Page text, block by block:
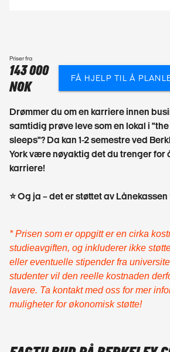
Priser fra
143 000
NOK
FÅ HJELP TIL Å
Drømmer du om en karriere innen
samtidig prøve leve som en lokal i
sleeps"? Da kan 1-2 semestre ved
York være nøyaktig det du trenger for
karriere!
⭐ Og ja – det er støttet av Lånekassen
* Prisen som er oppgitt er en cirka
studieavgiften, og inkluderer ikke
eller eventuelle stipender fra
studenter vil den reelle kostnaden
lavere. Ta kontakt med oss for mer
muligheter for økonomisk støtte!